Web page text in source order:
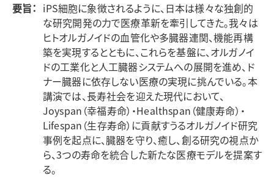
要旨： iPS細胞に象徴されるように、日本は様々な独創的
な研究開発の力で医療革新を牽引してきた。我々は
ヒトオルガノイドの血管化や多臓器連関、機能再構
築を実現するとともに、これらを基盤に、オルガノイ
ドの工業化と人工臓器システムへの展開を進め、ド
ナー臓器に依存しない医療の実現に挑んでいる。本
講演では、長寿社会を迎えた現代において、
Joyspan（幸福寿命）・Healthspan（健康寿命）・
Lifespan（生存寿命）に貢献すうるオルガノイド研究
事例を起点に、臓器を守り、癒し、創る研究の視点か
ら、3つの寿命を統合した新たな医療モデルを提案す
る。